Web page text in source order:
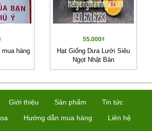
hàng
55.000₫
Hạt Giống Dưa Lưới Siêu
Ngọt Nhật Bản
Giới thiệu Sản phẩm
Tin tức
Hướng dẫn mua hàng Liên hệ